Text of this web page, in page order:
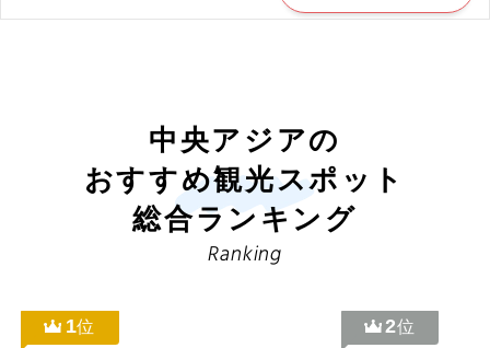
中央アジアの
おすすめ観光スポット
総合ランキング
Ranking
1位 2位